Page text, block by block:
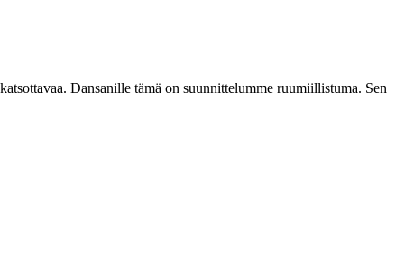
Dansanille tämä on suunnittelumme ruumiillistuma. Sen